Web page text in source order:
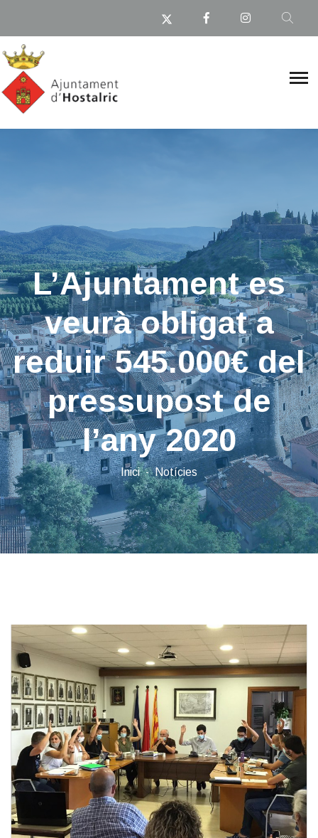
L’Ajuntament es
veurà obligat a
reduir 545.000€ del
pressupost de
l’any 2020
Inici Notícies